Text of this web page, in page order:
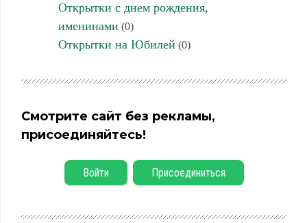
Открытки с днем рождения,
именинами (0)
Открытки на Юбилей (0)
Смотрите сайт без рекламы,
присоединяйтесь!
Войти Присоединиться